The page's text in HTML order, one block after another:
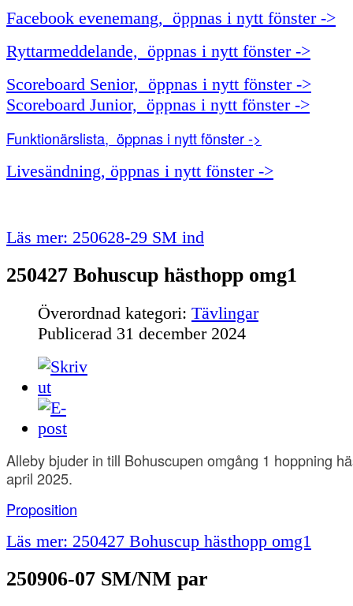
Facebook evenemang, öppnas i nytt fönster ->
Ryttarmeddelande, öppnas i nytt fönster ->
Scoreboard Senior, öppnas i nytt fönster ->
Scoreboard Junior, öppnas i nytt fönster ->
Funktionärslista, öppnas i nytt fönster ->
Livesändning, öppnas i nytt fönster ->
Läs mer: 250628-29 SM ind
250427 Bohuscup hästhopp omg1
Överordnad kategori: Tävlingar
Publicerad 31 december 2024
Alleby bjuder in till Bohuscupen omgång 1 hoppning
april 2025.
Proposition
Läs mer: 250427 Bohuscup hästhopp omg1
250906-07 SM/NM par